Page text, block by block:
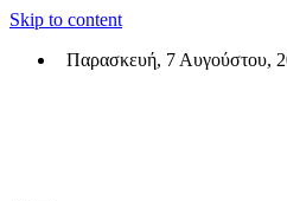
Skip to content
Παρασκευή, 7 Αυγούστου,